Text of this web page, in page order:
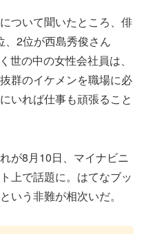
ついて聞いたところ、俳
、2位が西島秀俊さん
世の中の女性会社員は、
群のイケメンを職場に必
いれば仕事も頑張ること
が8月10日、マイナビニ
上で話題に。はてなブッ
いう非難が相次いだ。